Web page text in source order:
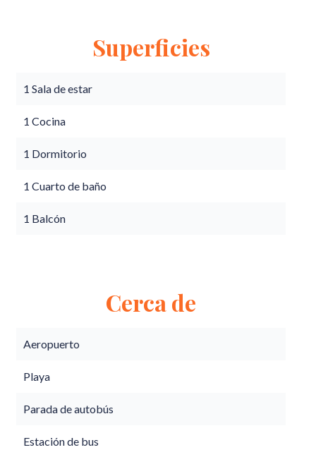
Superficies
1 Sala de estar
1 Cocina
1 Dormitorio
1 Cuarto de baño
1 Balcón
Cerca de
Aeropuerto
Playa
Parada de autobús
Estación de bus